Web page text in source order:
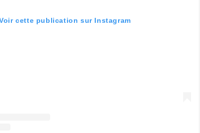
cette publication sur Instagram